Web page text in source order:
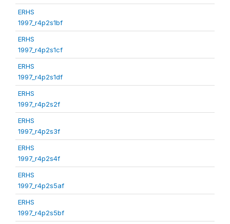
ERHS
1997_r4p2s1bf
ERHS
1997_r4p2s1cf
ERHS
1997_r4p2s1df
ERHS
1997_r4p2s2f
ERHS
1997_r4p2s3f
ERHS
1997_r4p2s4f
ERHS
1997_r4p2s5af
ERHS
1997_r4p2s5bf